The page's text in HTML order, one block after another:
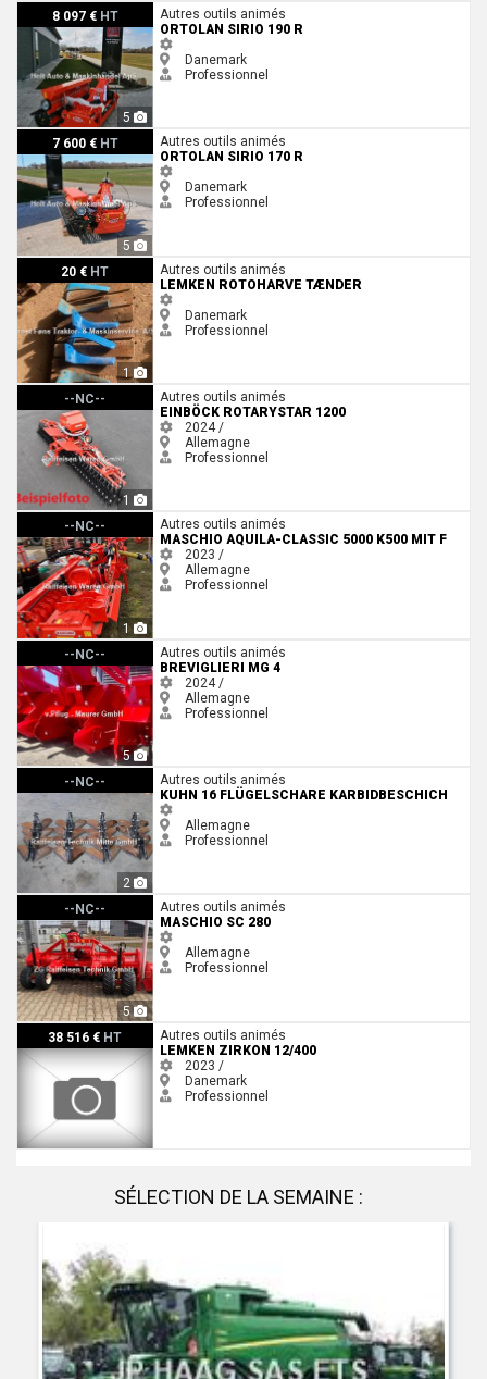
8 097 € HT
5
Ortolan Sirio 190 R
Autres outils animés
ORTOLAN SIRIO 190 R
Danemark
Professionnel
7 600 € HT
5
Ortolan Sirio 170 R
Autres outils animés
ORTOLAN SIRIO 170 R
Danemark
Professionnel
20 € HT
1
Lemken Rotoharve tænderAutres outils animés
LEMKEN ROTOHARVE TÆNDER
Danemark
Professionnel
--NC--
1
Einböck Rotarystar 1200Autres outils animés
EINBÖCK ROTARYSTAR 1200
2024 /
Allemagne
Professionnel
--NC--
1
Maschio Aquila-Classic 5000 K500 mit F
Autres outils animés
MASCHIO AQUILA-CLASSIC 5000 K500 MIT F
2023 /
Allemagne
Professionnel
--NC--
5
Breviglieri MG 4
Autres outils animés
BREVIGLIERI MG 4
2024 /
Allemagne
Professionnel
--NC--
2
Kuhn 16 Flügelschare karbidbeschich
Autres outils animés
KUHN 16 FLÜGELSCHARE KARBIDBESCHICH
Allemagne
Professionnel
--NC--
5
Maschio SC 280
Autres outils animés
MASCHIO SC 280
Allemagne
Professionnel
38 516 € HT
Lemken ZIRKON 12/400 Autres outils animés
LEMKEN ZIRKON 12/400
2023 /
Danemark
Professionnel
SÉLECTION DE LA SEMAINE :